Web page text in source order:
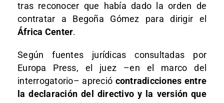
tras reconocer que había dado la orden de
contratar a Begoña Gómez para dirigir el
África Center.
Según fuentes jurídicas consultadas por
Europa Press, el juez –en el marco del
interrogatorio– apreció contradicciones entre
la declaración del directivo y la versión que